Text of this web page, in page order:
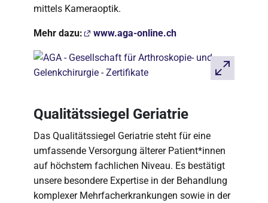
mittels Kameraoptik.
Mehr dazu: www.aga-online.ch
Qualitätssiegel Geriatrie
Das Qualitätssiegel Geriatrie steht für eine
umfassende Versorgung älterer Patient*innen
auf höchstem fachlichen Niveau. Es bestätigt
unsere besondere Expertise in der Behandlung
komplexer Mehrfacherkrankungen sowie in der